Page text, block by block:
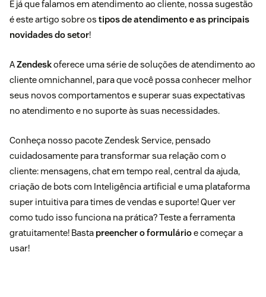
E já que falamos em atendimento ao cliente, nossa sugestão
é este artigo sobre os tipos de atendimento e as principais
novidades do setor!
AZendeskoferece uma série de soluções de atendimento ao
cliente omnichannel, para que você possa conhecer melhor
seus novos comportamentos e superar suas expectativas
no atendimento e no suporte às suas necessidades.
Conheça nosso pacote Zendesk Service, pensado
cuidadosamente para transformar sua relação com o
cliente: mensagens, chat em tempo real, central da ajuda,
criação de bots com Inteligência artificial e uma plataforma
super intuitiva para times de vendas e suporte! Quer ver
como tudo isso funciona na prática? Teste a ferramenta
gratuitamente! Basta preencher o formulárioe começar a
usar!